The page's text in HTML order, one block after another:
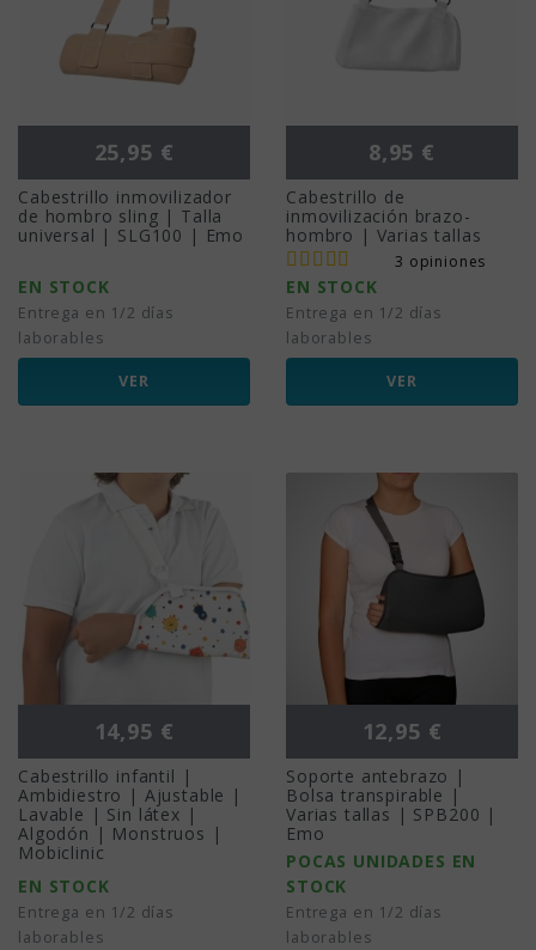
Precio
25,95 €
Cabestrillo inmovilizador
de hombro sling | Talla
universal | SLG100 | Emo
EN STOCK
Entrega en 1/2 días
laborables
VER
Precio
8,95 €
Cabestrillo de
inmovilización brazo-
hombro | Varias tallas
3 opiniones
EN STOCK
Entrega en 1/2 días
laborables
VER
Precio
14,95 €
Cabestrillo infantil |
Ambidiestro | Ajustable |
Lavable | Sin látex |
Algodón | Monstruos |
Mobiclinic
EN STOCK
Entrega en 1/2 días
laborables
Precio
12,95 €
Soporte antebrazo |
Bolsa transpirable |
Varias tallas | SPB200 |
Emo
POCAS UNIDADES EN
STOCK
Entrega en 1/2 días
laborables